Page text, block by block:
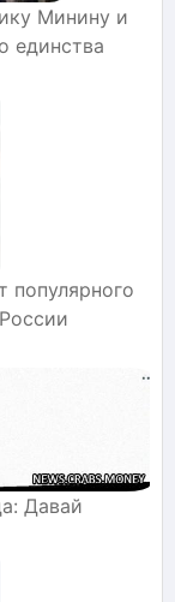
Минину и
единства
популярного
Давай